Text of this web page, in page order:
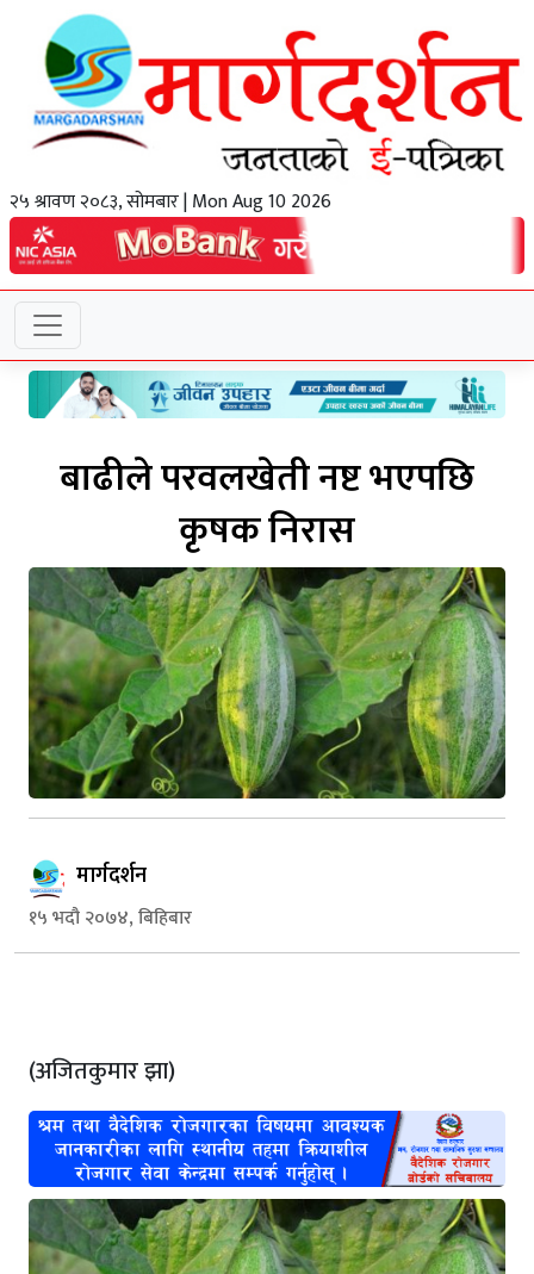
२५ श्रावण २०८३, सोमबार | Mon Aug 10 2026
बाढीले परवलखेती नष्ट भएपछि
कृषक निरास
मार्गदर्शन
१५ भदौ २०७४, बिहिबार
(अजितकुमार झा)